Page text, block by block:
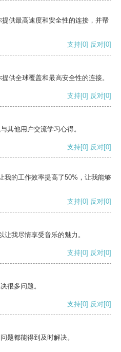
供最高速度和安全性的连接，并帮
支持[0] 反对[0]
供全球覆盖和最高安全性的连接。
支持[0] 反对[0]
其他用户交流学习心得。
支持[0] 反对[0]
我的工作效率提高了50%，让我能够
支持[0] 反对[0]
我尽情享受音乐的魅力。
支持[0] 反对[0]
很多问题。
支持[0] 反对[0]
题都能得到及时解决。